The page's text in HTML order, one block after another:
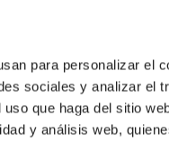
para personalizar el
sociales y analizar el
que haga del sitio
y análisis web,